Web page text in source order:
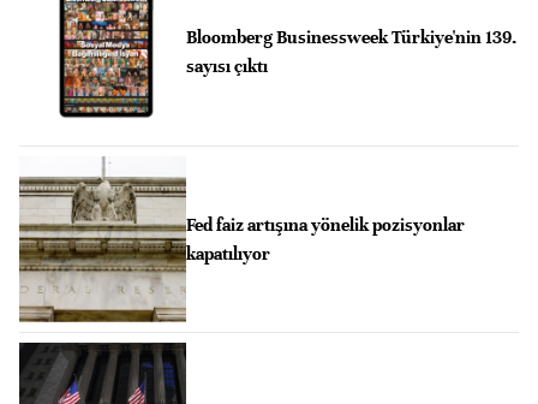
Bloomberg Businessweek Türkiye'nin 139.
sayısı çıktı
Fed faiz artışına yönelik pozisyonlar
kapatılıyor